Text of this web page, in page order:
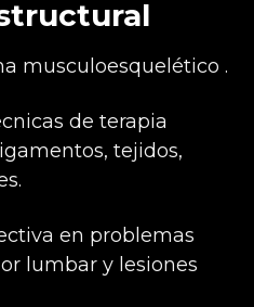
musculoesquelético .
de terapia
tejidos,
en problemas
lumbar y lesiones